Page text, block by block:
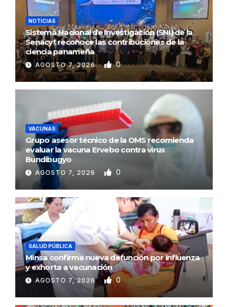
NOTICIAS
Sistema Nacional de Investigación (SNI) de la
Senacyt reconoce las contribuciones de la
ciencia panameña
AGOSTO 7, 2026 0
VACUNAS
Grupo asesor técnico de la OMS recomienda
evaluar la vacuna Ervebo contra virus
Bundibugyo
AGOSTO 7, 2026 0
SALUD PÚBLICA
Minsa confirma nueva defunción por influenza
y exhorta a vacunación
AGOSTO 7, 2026 0